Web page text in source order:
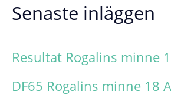
e
t
e
Senaste inläggen
Resultat Rogalins minne
DF65 Rogalins minne 18